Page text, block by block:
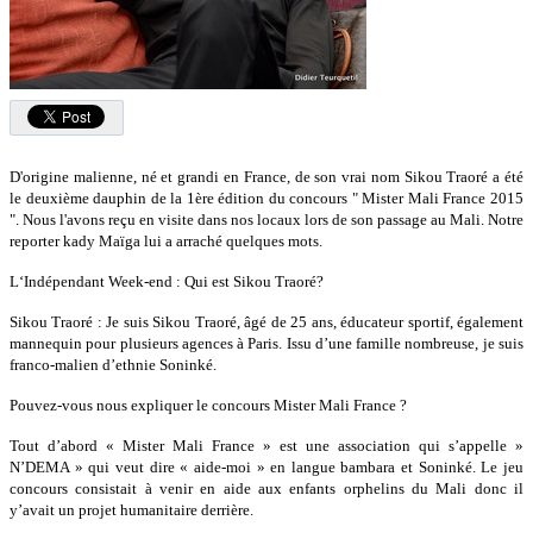
D'origine malienne, né et grandi en France, de son vrai nom Sikou Traoré a été
le deuxième dauphin de la 1ère édition du concours " Mister Mali France 2015
". Nous l'avons reçu en visite dans nos locaux lors de son passage au Mali. Notre
reporter kady Maïga lui a arraché quelques mots.
L‘Indépendant Week-end : Qui est Sikou Traoré?
Sikou Traoré : Je suis Sikou Traoré, âgé de 25 ans, éducateur sportif, également
mannequin pour plusieurs agences à Paris. Issu d’une famille nombreuse, je suis
franco-malien d’ethnie Soninké.
Pouvez-vous nous expliquer le concours Mister Mali France ?
Tout d’abord « Mister Mali France » est une association qui s’appelle »
N’DEMA » qui veut dire « aide-moi » en langue bambara et Soninké. Le jeu
concours consistait à venir en aide aux enfants orphelins du Mali donc il
y’avait un projet humanitaire derrière.